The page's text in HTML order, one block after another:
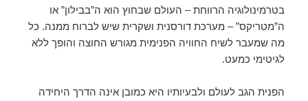
בטרמינולוגיה הרווחת – העולם שבחוץ הוא ה”בבילון” או
ה”מטריקס” – מערכת דורסנית ושקרית שיש לברוח ממנה. כל
מה שמעבר לשיח החוויה הפנימית מגורש החוצה והופך ללא
לגיטימי כמעט.
הפנית הגב לעולם ולבעיותיו היא כמובן אינה הדרך היחידה